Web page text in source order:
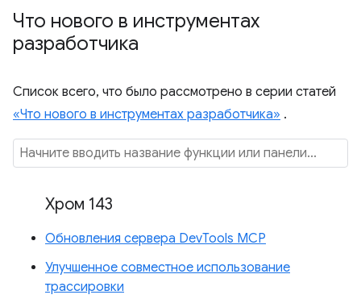
Что нового в инструментах
разработчика
Список всего, что было рассмотрено в серии статей
«Что нового в инструментах разработчика» .
Хром 143
Обновления сервера DevTools MCP
Улучшенное совместное использование
трассировки